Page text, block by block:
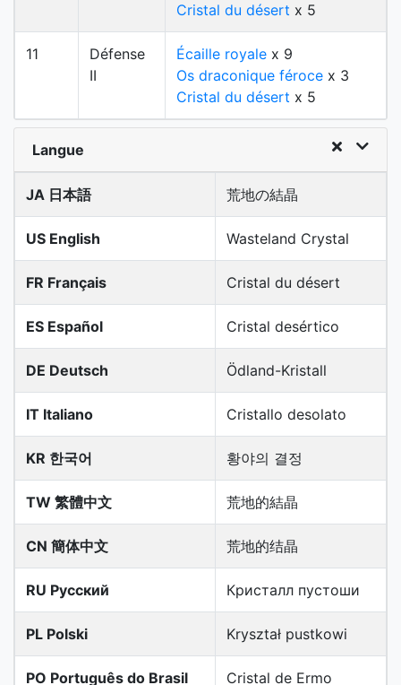
Cristal du désert x 5
11
Défense
II
Écaille royale x 9
Os draconique féroce x 3
Cristal du désert x 5
Langue
JA 日本語 荒地の結晶
US English Wasteland Crystal
FR Français Cristal du désert
ES Español Cristal desértico
DE Deutsch Ödland-Kristall
IT Italiano Cristallo desolato
KR 한국어 황야의 결정
TW 繁體中文 荒地的結晶
CN 簡体中文 荒地的结晶
RU Русский Кристалл пустоши
PL Polski Kryształ pustkowi
PO Português do Brasil Cristal de Ermo